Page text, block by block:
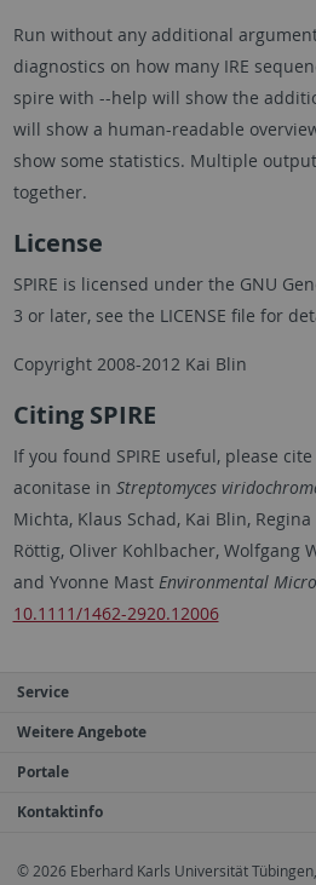
Run without any additional
diagnostics on how many IRE
spire with --help will show the
will show a human-readable
show some statistics. Multiple
together.
License
SPIRE is licensed under the GNU
3 or later, see the LICENSE file for
Copyright 2008-2012 Kai Blin
Citing SPIRE
If you found SPIRE useful, please
aconitase in Streptomyces
Michta, Klaus Schad, Kai Blin,
Röttig, Oliver Kohlbacher, Wolfgang
and Yvonne Mast Environmental
10.1111/1462-2920.12006
Service
Weitere Angebote
Portale
Kontaktinfo
© 2026 Eberhard Karls Universität